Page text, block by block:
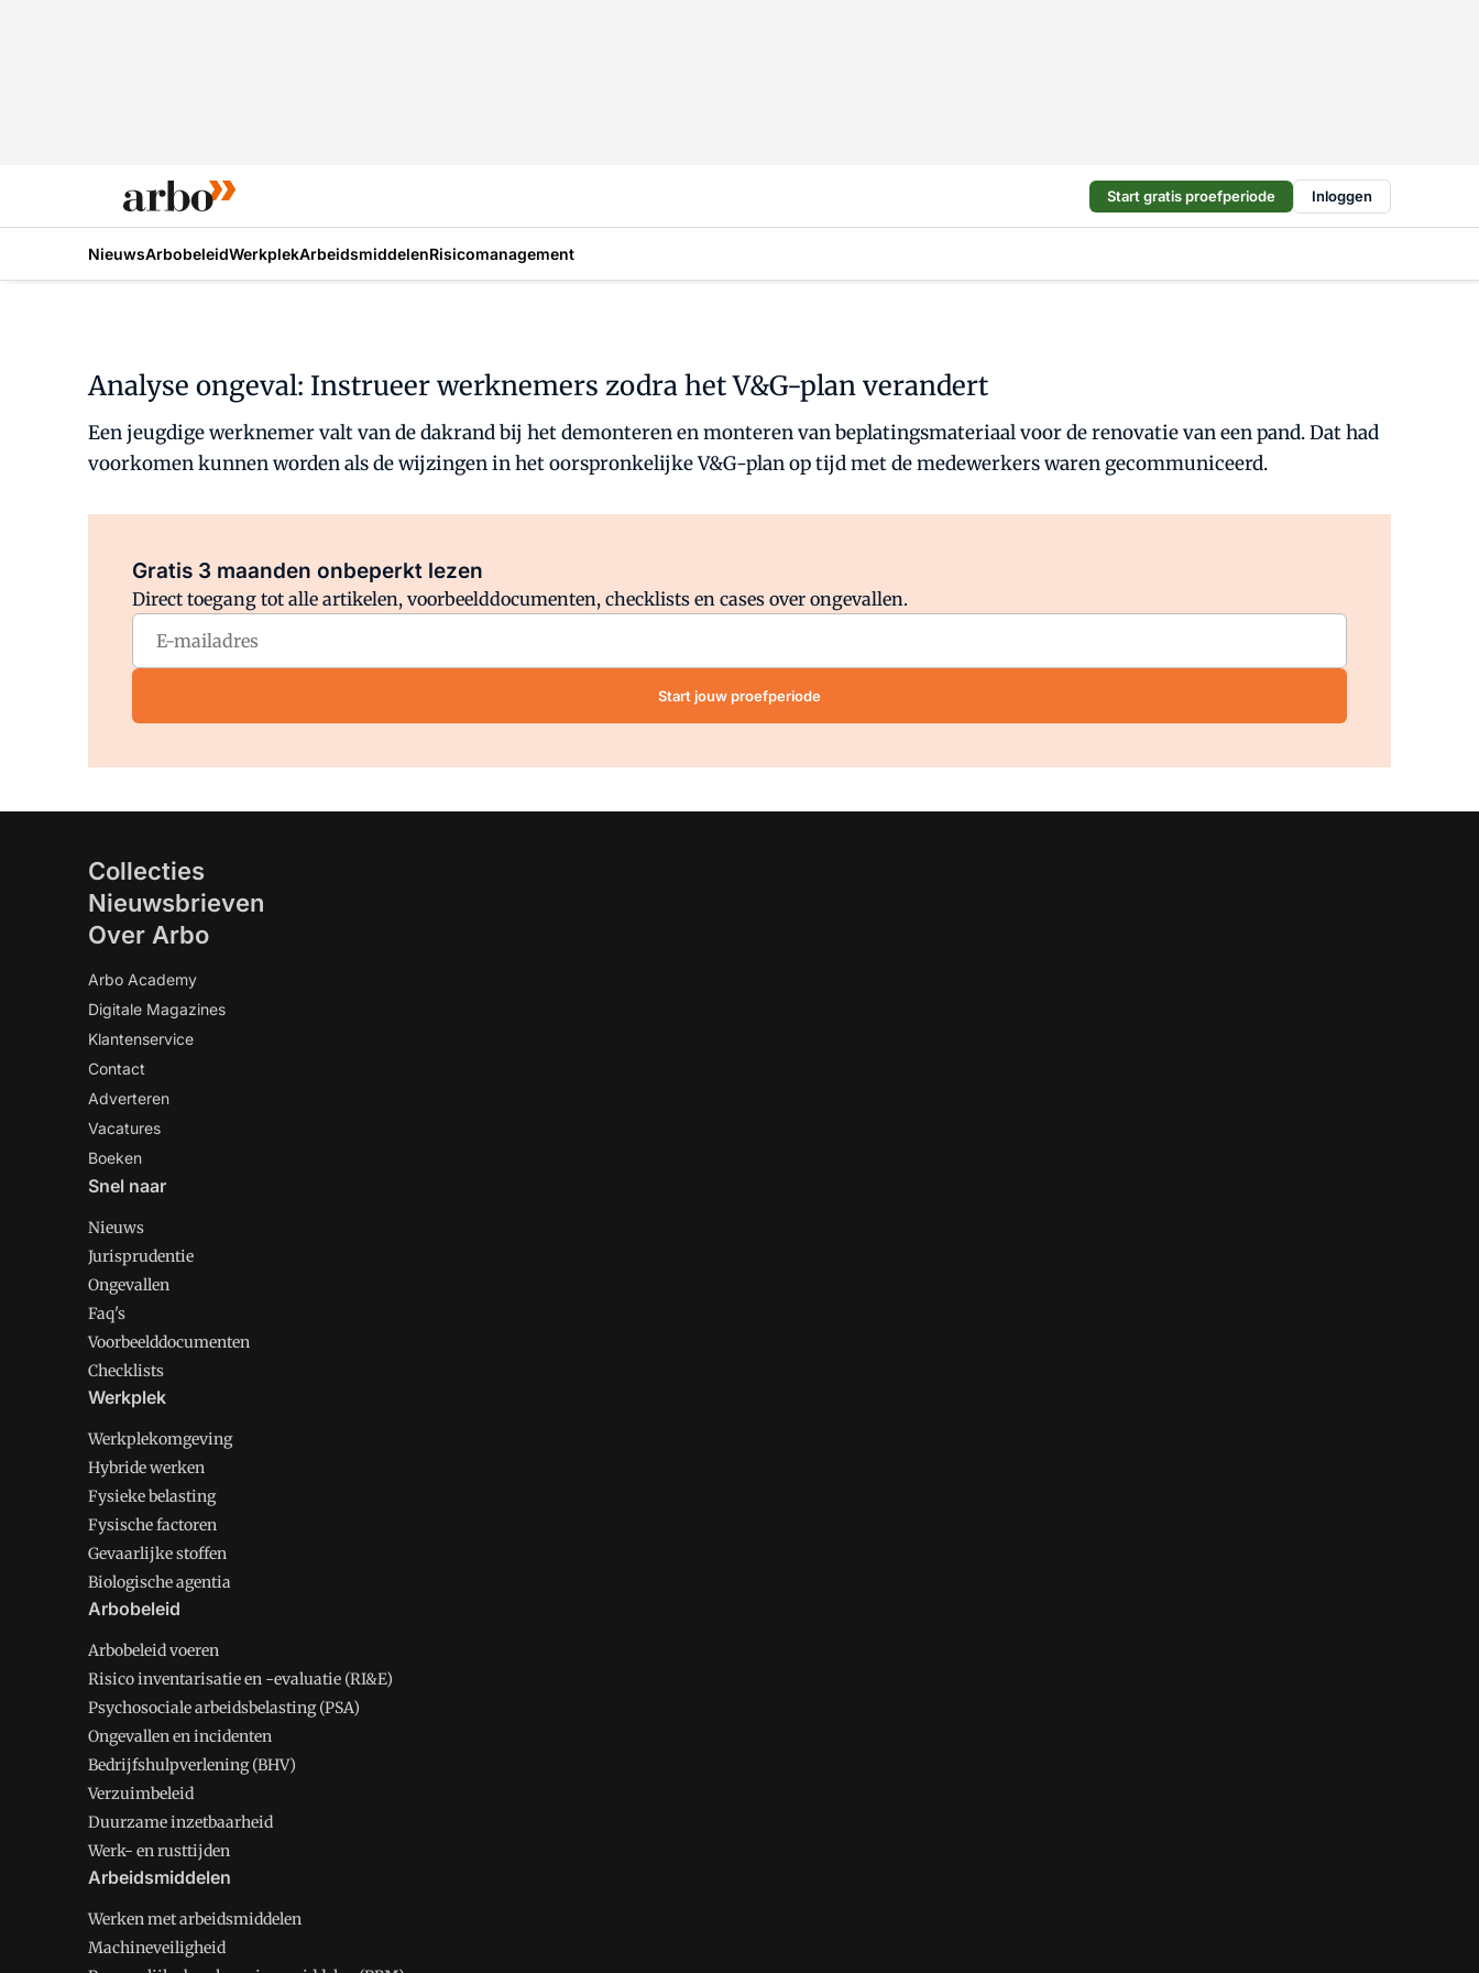
Start gratis proefperiode Inloggen
NieuwsArbobeleidWerkplekArbeidsmiddelenRisicomanagement
Analyse ongeval: Instrueer werknemers zodra het V&G-plan verandert
Een jeugdige werknemer valt van de dakrand bij het demonteren en monteren van beplatingsmateriaal voor de renovatie van een pand. Dat had
voorkomen kunnen worden als de wijzingen in het oorspronkelijke V&G-plan op tijd met de medewerkers waren gecommuniceerd.
Gratis 3 maanden onbeperkt lezen
Direct toegang tot alle artikelen, voorbeelddocumenten, checklists en cases over ongevallen.
Start jouw proefperiode
Collecties
Nieuwsbrieven
Over Arbo
Arbo Academy
Digitale Magazines
Klantenservice
Contact
Adverteren
Vacatures
Boeken
Snel naar
Nieuws
Jurisprudentie
Ongevallen
Faq's
Voorbeelddocumenten
Checklists
Werkplek
Werkplekomgeving
Hybride werken
Fysieke belasting
Fysische factoren
Gevaarlijke stoffen
Biologische agentia
Arbobeleid
Arbobeleid voeren
Risico inventarisatie en -evaluatie (RI&E)
Psychosociale arbeidsbelasting (PSA)
Ongevallen en incidenten
Bedrijfshulpverlening (BHV)
Verzuimbeleid
Duurzame inzetbaarheid
Werk- en rusttijden
Arbeidsmiddelen
Werken met arbeidsmiddelen
Machineveiligheid